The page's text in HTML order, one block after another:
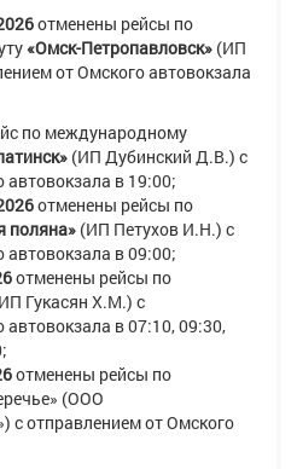
отменены рейсы по
«Омск-Петропавловск» (ИП
от Омского автовокзала
по международному
(ИП Дубинский Д.В.) с
автовокзала в 19:00;
отменены рейсы по
поляна» (ИП Петухов И.Н.) с
автовокзала в09:00;
отменены рейсы по
Гукасян Х.М.) с
автовокзала в07:10, 09:30,
;
отменены рейсы по
(ООО
с отправлением от Омского